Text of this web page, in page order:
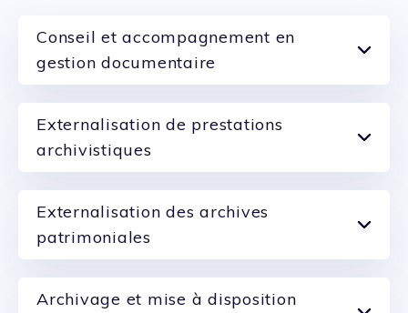
Conseil et accompagnement en
gestion documentaire
Externalisation de prestations
archivistiques
Externalisation des archives
patrimoniales
Archivage et mise à disposition